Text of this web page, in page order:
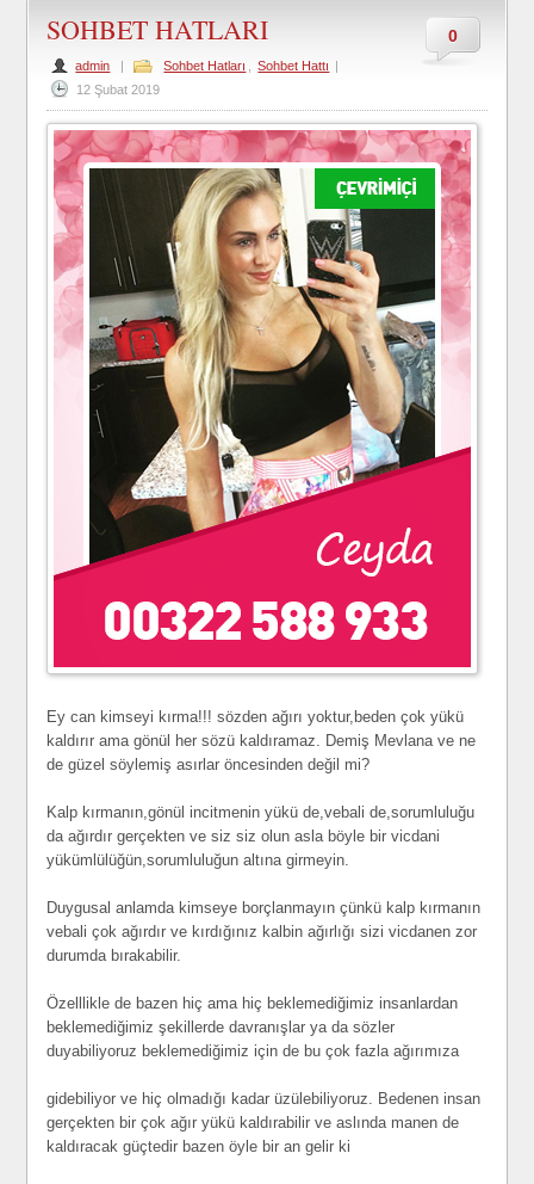
0
SOHBET HATLARI
admin | Sohbet Hatları Sohbet Hattı |
12 Şubat 2019
Ey can kimseyi kırma!!! sözden ağırı yoktur,beden çok yükü
kaldırır ama gönül her sözü kaldıramaz. Demiş Mevlana ve ne
de güzel söylemiş asırlar öncesinden değil mi?
Kalp kırmanın,gönül incitmenin yükü de,vebali de,sorumluluğu
da ağırdır gerçekten ve siz siz olun asla böyle bir vicdani
yükümlülüğün,sorumluluğun altına girmeyin.
Duygusal anlamda kimseye borçlanmayın çünkü kalp kırmanın
vebali çok ağırdır ve kırdığınız kalbin ağırlığı sizi vicdanen zor
durumda bırakabilir.
Özelllikle de bazen hiç ama hiç beklemediğimiz insanlardan
beklemediğimiz şekillerde davranışlar ya da sözler
duyabiliyoruz beklemediğimiz için de bu çok fazla ağırımıza
gidebiliyor ve hiç olmadığı kadar üzülebiliyoruz. Bedenen insan
gerçekten bir çok ağır yükü kaldırabilir ve aslında manen de
kaldıracak güçtedir bazen öyle bir an gelir ki